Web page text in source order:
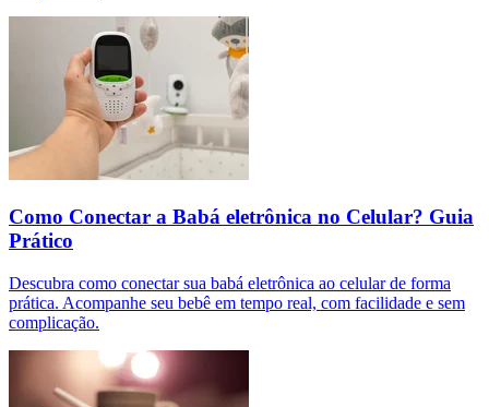
Como Conectar a Babá eletrônica no Celular? Guia
Prático
Descubra como conectar sua babá eletrônica ao celular de forma
prática. Acompanhe seu bebê em tempo real, com facilidade e sem
complicação.